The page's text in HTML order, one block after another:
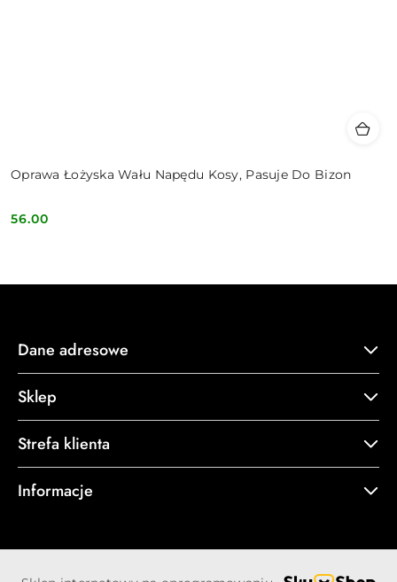
Oprawa Łożyska Wału Napędu Kosy, Pasuje Do Bizon
Cena:
56.00
Dane adresowe
Sklep
Strefa klienta
Informacje